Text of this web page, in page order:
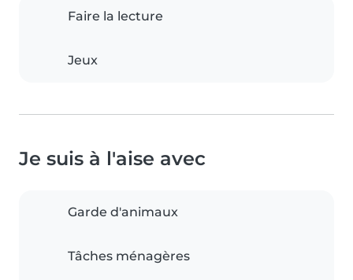
Faire la lecture
Jeux
Je suis à l'aise avec
Garde d'animaux
Tâches ménagères